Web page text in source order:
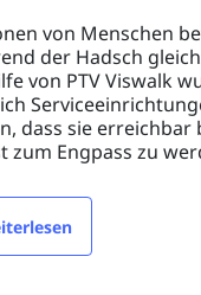
von Menschen
der Hadsch
von PTV Viswalk
dass sie erreichbar
zum Engpass zu